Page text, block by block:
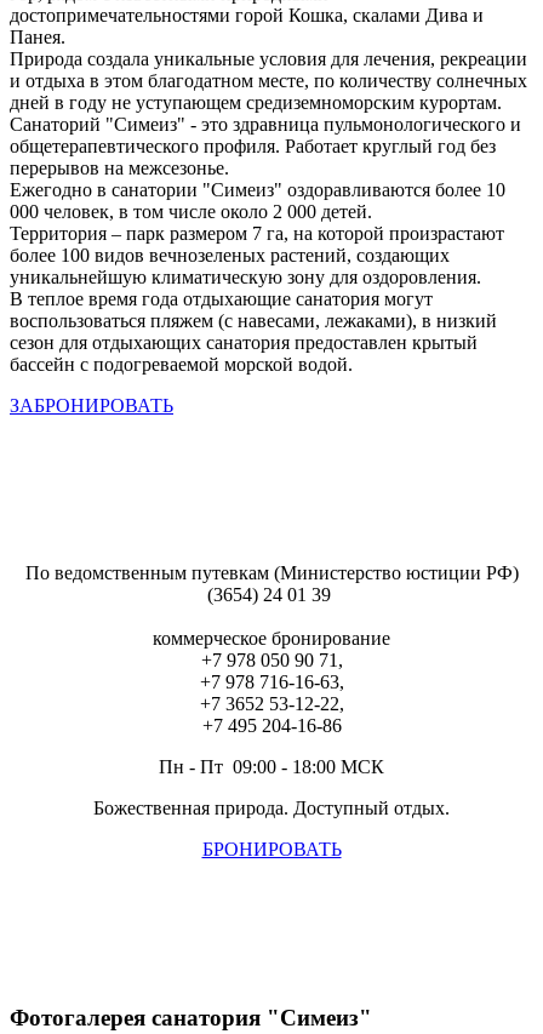
достопримечательностями горой Кошка, скалами Дива и
Панея.
Природа создала уникальные условия для лечения, рекреации
и отдыха в этом благодатном месте, по количеству солнечных
дней в году не уступающем средиземноморским курортам.
Санаторий "Симеиз" - это здравница пульмонологического и
общетерапевтического профиля. Работает круглый год без
перерывов на межсезонье.
Ежегодно в санатории "Симеиз" оздоравливаются более 10
000 человек, в том числе около 2 000 детей.
Территория – парк размером 7 га, на которой произрастают
более 100 видов вечнозеленых растений, создающих
уникальнейшую климатическую зону для оздоровления.
В теплое время года отдыхающие санатория могут
воспользоваться пляжем (с навесами, лежаками), в низкий
сезон для отдыхающих санатория предоставлен крытый
бассейн с подогреваемой морской водой.
ЗАБРОНИРОВАТЬ
По ведомственным путевкам (Министерство юстиции РФ)
(3654) 24 01 39
коммерческое бронирование
+7 978 050 90 71,
+7 978 716-16-63,
+7 3652 53-12-22,
+7 495 204-16-86
Пн - Пт 09:00 - 18:00 МСК
Божественная природа. Доступный отдых.
БРОНИРОВАТЬ
Фотогалерея санатория "Симеиз"